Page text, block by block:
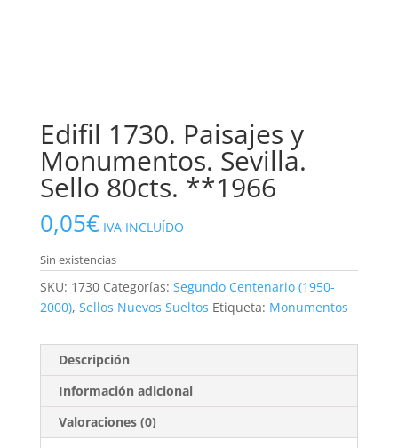
Edifil 1730. Paisajes y
Monumentos. Sevilla.
Sello 80cts. **1966
0,05€ IVA INCLUÍDO
Sin existencias
SKU: 1730 Categorías: Segundo Centenario (1950-
2000), Sellos Nuevos Sueltos Etiqueta: Monumentos
Descripción
Información adicional
Valoraciones (0)